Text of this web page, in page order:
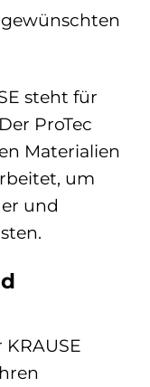
steht für
ProTec
Materialien
um
und